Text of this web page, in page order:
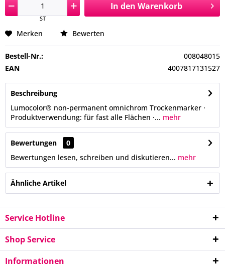
ST
In den Warenkorb
Merken Bewerten
Bestell-Nr.:
008048015
EAN
4007817131527
Beschreibung
Lumocolor® non-permanent omnichrom Trockenmarker ·
Produktverwendung: für fast alle Flächen ·... mehr
Bewertungen
0
Bewertungen lesen, schreiben und diskutieren... mehr
Ähnliche Artikel
Service Hotline
Shop Service
Informationen